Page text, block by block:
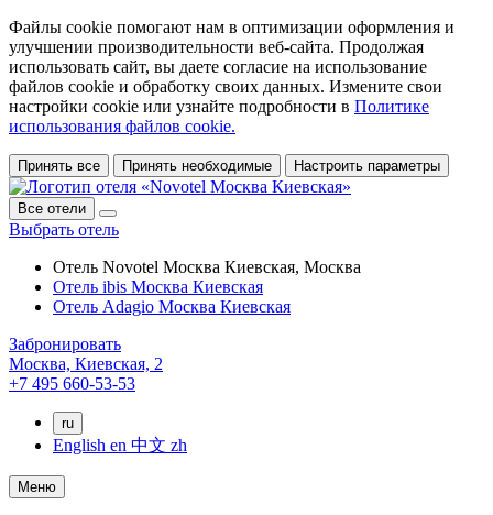
Файлы cookie помогают нам в оптимизации оформления и
улучшении производительности веб-сайта. Продолжая
использовать сайт, вы даете согласие на использование
файлов cookie и обработку своих данных. Измените свои
настройки cookie или узнайте подробности в Политике
использования файлов cookie.
Принять все Принять необходимые Настроить параметры
Все отели
Выбрать отель
Отель Novotel Москва Киевская, Москва
Отель ibis Москва Киевская
Отель Adagio Москва Киевская
Забронировать
Москва, Киевская, 2
+7 495 660-53-53
ru
English en 中文 zh
Меню